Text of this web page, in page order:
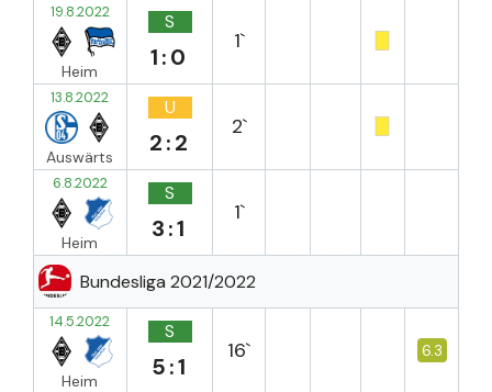
19.8.2022
Heim
S
1:0
1`
13.8.2022
Auswärts
U
2:2
2`
6.8.2022
Heim
S
3:1
1`
Bundesliga 2021/2022
14.5.2022
Heim
S
5:1
16` 6.3